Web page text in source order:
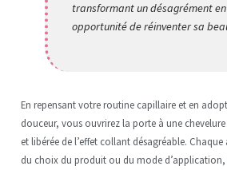
transformant un désagrément
opportunité de réinventer sa
En repensant votre routine capillaire et en
douceur, vous ouvrirez la porte à une
et libérée de l’effet collant désagréable. Chaque
du choix du produit ou du mode d’application,